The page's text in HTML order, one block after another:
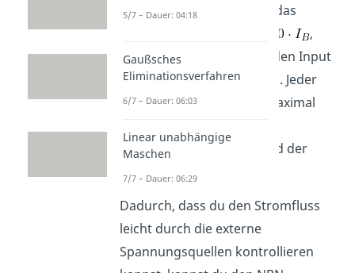
Basisstrom
als Output das
,
erhalten. Du kannst aber den Input
nicht beliebig groß wählen. Jeder
Transistor besitzt einen maximal
Überschreitest du ihn, wird der
Transistor zerstört.
Dadurch, dass du den Stromfluss
leicht durch die externe
Spannungsquellen kontrollieren
5/7 – Dauer: 04:18
Gaußsches
Eliminationsverfahren
6/7 – Dauer: 06:03
Linear unabhängige
Maschen
7/7 – Dauer: 06:29